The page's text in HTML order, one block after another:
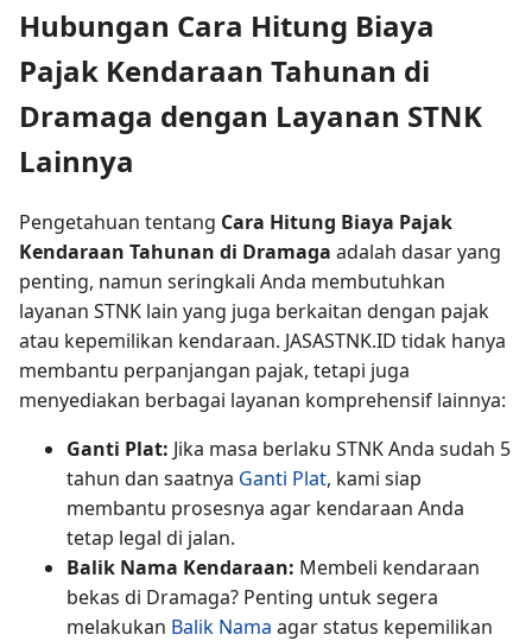
Hubungan Cara Hitung Biaya
Pajak Kendaraan Tahunan di
Dramaga dengan Layanan STNK
Lainnya
Pengetahuan tentang Cara Hitung Biaya Pajak
Kendaraan Tahunan di Dramaga adalah dasar yang
penting, namun seringkali Anda membutuhkan
layanan STNK lain yang juga berkaitan dengan pajak
atau kepemilikan kendaraan. JASASTNK.ID tidak hanya
membantu perpanjangan pajak, tetapi juga
menyediakan berbagai layanan komprehensif lainnya:
Ganti Plat: Jika masa berlaku STNK Anda sudah 5
tahun dan saatnya Ganti Plat, kami siap
membantu prosesnya agar kendaraan Anda
tetap legal di jalan.
Balik Nama Kendaraan: Membeli kendaraan
bekas di Dramaga? Penting untuk segera
melakukan Balik Nama agar status kepemilikan